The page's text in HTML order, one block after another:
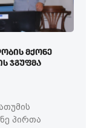
ᲛᲥᲝᲜᲔ
ᲯᲒᲣᲤᲛᲐ
პირთა